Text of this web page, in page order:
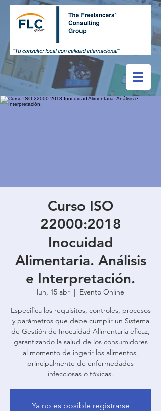
Curso ISO
22000:2018
Inocuidad
Alimentaria. Análisis
e Interpretación.
lun, 15 abr
  |
Evento Online
Especifica los requisitos, controles, procesos
y parámetros que debe cumplir un Sistema
de Gestión de Inocuidad Alimentaria eficaz,
garantizando la salud de los consumidores
al momento de ingerir los alimentos,
principalmente de enfermedades
infecciosas o tóxicas.
Ya no es posible registrarse